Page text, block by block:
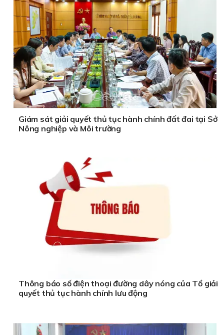
Giám sát giải quyết thủ tục hành chính đất đai tại Sở
Nông nghiệp và Môi trường
Thông báo số điện thoại đường dây nóng của Tổ giải
quyết thủ tục hành chính lưu động